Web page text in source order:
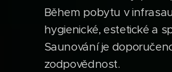
Během pobytu v
hygienické, estetické a
Saunování je
zodpovědnost.